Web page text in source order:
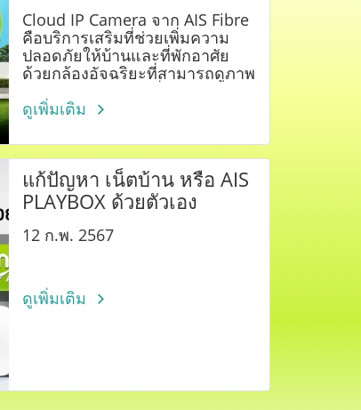
Cloud IP Camera จาก AIS Fibre
คือบริการเสริมที่ช่วยเพิ่มความ
ปลอดภัยให้บ้านและที่พักอาศัย
ด้วยกล้องอัจฉริยะที่สามารถดูภาพ
พร้อมระบบบันทึกผ่าน Cloud และ
การแจ้งเตือนเมื่อมีความ
เคลื่อนไหว เหมาะสำหรับบ้าน
คอนโด และโฮมออฟฟิศ
ดูเพิ่มเติม
แก้ปัญหา เน็ตบ้าน หรือ AIS
PLAYBOX ด้วยตัวเอง
12 ก.พ. 2567
ดูเพิ่มเติม